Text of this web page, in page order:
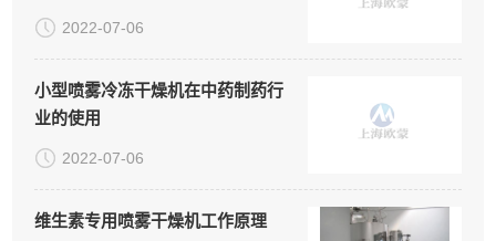
2022-07-06
小型喷雾冷冻干燥机在中药制药行
业的使用
2022-07-06
维生素专用喷雾干燥机工作原理